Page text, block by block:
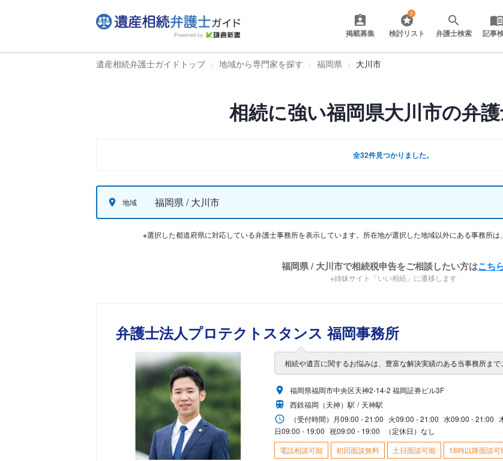
掲載募集
0
検討リスト 弁護士検索 記事
遺産相続弁護士ガイドトップ 地域から専門家を探す 福岡県 大川市
相続に強い福岡県大川市の弁
全32件見つかりました。
地域 福岡県 / 大川市
※選択した都道府県に対応している弁護士事務所を表示しています。所在地が選択した地域以外にある事務所は
福岡県 / 大川市で相続税申告をご相談したい方はこち
※姉妹サイト「いい相続」に遷移します
弁護士法人プロテクトスタンス 福岡事務所
相続や遺言に関するお悩みは、豊富な解決実績のある当事務所まで
福岡県福岡市中央区天神2-14-2 福岡証券ビル3F
西鉄福岡（天神）駅
天神駅
（受付時間） 月09:00 - 21:00 火09:00 - 21:00 水09:00 - 21:00
日09:00 - 19:00 祝09:00 - 19:00
（定休日）なし
電話相談可能
初回面談無料 土日面談可能 18時以降面談可